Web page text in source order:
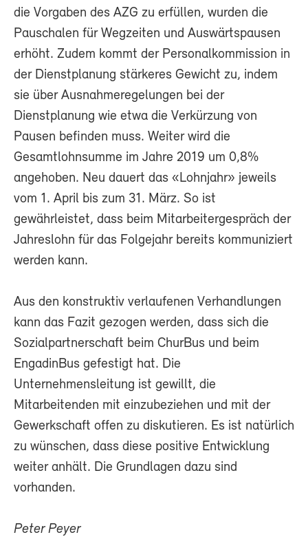
die Vorgaben des AZG zu erfüllen, wurden die
Pauschalen für Wegzeiten und Auswärtspausen
erhöht. Zudem kommt der Personalkommission in
der Dienstplanung stärkeres Gewicht zu, indem
sie über Ausnahmeregelungen bei der
Dienstplanung wie etwa die Verkürzung von
Pausen befinden muss. Weiter wird die
Gesamtlohnsumme im Jahre 2019 um 0,8%
angehoben. Neu dauert das «Lohnjahr» jeweils
vom 1. April bis zum 31. März. So ist
gewährleistet, dass beim Mitarbeitergespräch der
Jahreslohn für das Folgejahr bereits kommuniziert
werden kann.
Aus den konstruktiv verlaufenen Verhandlungen
kann das Fazit gezogen werden, dass sich die
Sozialpartnerschaft beim ChurBus und beim
EngadinBus gefestigt hat. Die
Unternehmensleitung ist gewillt, die
Mitarbeitenden mit einzubeziehen und mit der
Gewerkschaft offen zu diskutieren. Es ist natürlich
zu wünschen, dass diese positive Entwicklung
weiter anhält. Die Grundlagen dazu sind
vorhanden.
Peter Peyer